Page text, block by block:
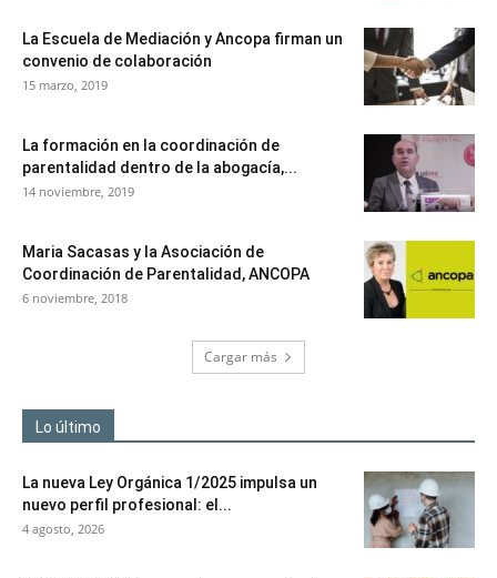
La Escuela de Mediación y Ancopa firman un
convenio de colaboración
15 marzo, 2019
La formación en la coordinación de
parentalidad dentro de la abogacía,...
14 noviembre, 2019
Maria Sacasas y la Asociación de
Coordinación de Parentalidad, ANCOPA
6 noviembre, 2018
Cargar más
Lo último
La nueva Ley Orgánica 1/2025 impulsa un
nuevo perfil profesional: el...
4 agosto, 2026